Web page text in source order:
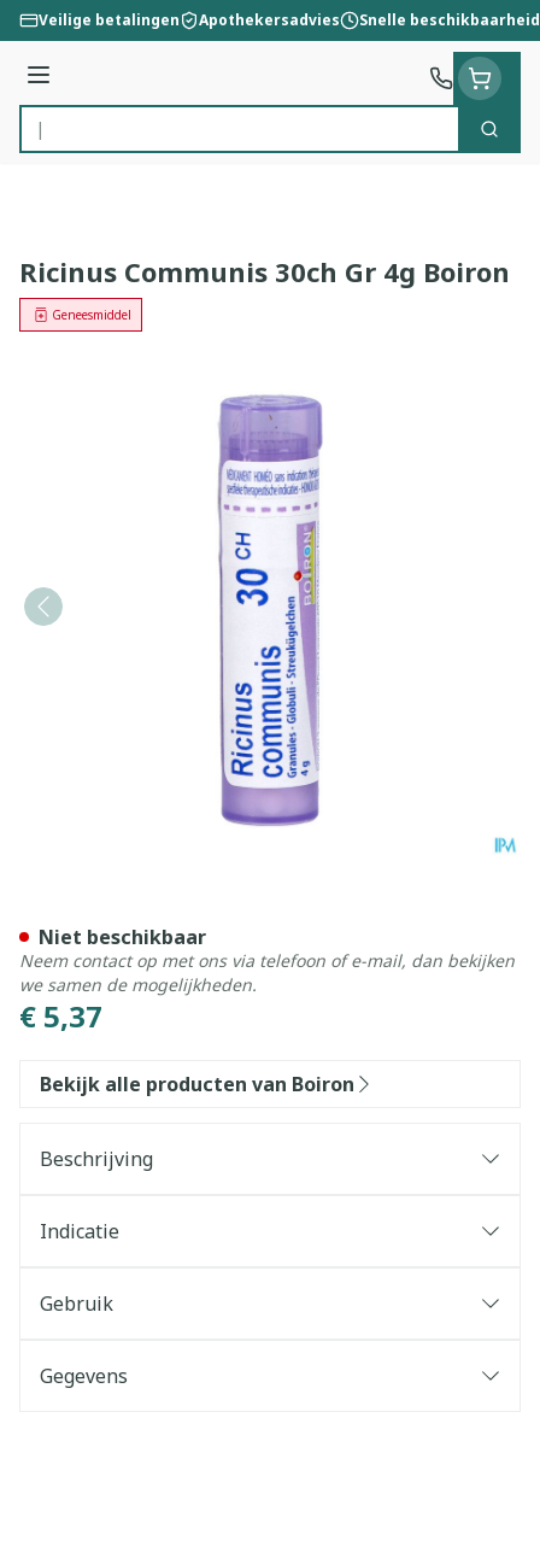
Ga naar de inhoud
Veilige betalingen Apothekersadvies Snelle beschikbaarheid
Menu
Product, merk, categorie...
Zoek
Ricinus Communis 30ch Gr 4g Boiron
Geneesmiddel
€ 5,37
Niet beschikbaar
Neem contact op met ons via telefoon of e-mail, dan bekijken
we samen de mogelijkheden.
Bekijk alle producten van Boiron
Beschrijving
Indicatie
Gebruik
Gegevens